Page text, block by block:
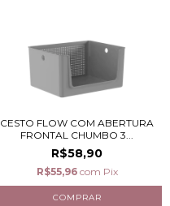
CESTO FLOW COM ABERTURA
FRONTAL CHUMBO 3...
R$58,90
R$55,96 com Pix